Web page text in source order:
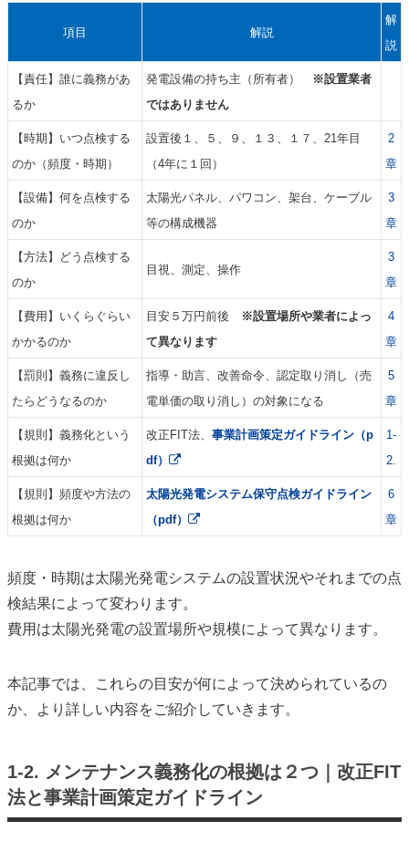
項目 解説
解
説
【責任】誰に義務があ
るか
発電設備の持ち主（所有者）
※設置業者
ではありません
【時期】いつ点検する
のか（頻度・時期）
設置後１、５、９、１３、１７、21年目
（4年に１回）
2
章
【設備】何を点検する
のか
太陽光パネル、パワコン、架台、ケーブル
等の構成機器
3
章
【方法】どう点検する
のか
目視、測定、操作
3
章
【費用】いくらぐらい
かかるのか
目安５万円前後
※設置場所や業者によっ
て異なります
4
章
【罰則】義務に違反し
たらどうなるのか
指導・助言、改善命令、認定取り消し（売
電単価の取り消し）の対象になる
5
章
【規則】義務化という
根拠は何か
改正FIT法、 事業計画策定ガイドライン（p
df）
1-
2.
【規則】頻度や方法の
根拠は何か
太陽光発電システム保守点検ガイドライン
（pdf）
6
章
頻度・時期は太陽光発電システムの設置状況やそれまでの点
検結果によって変わります。
費用は太陽光発電の設置場所や規模によって異なります。
本記事では、これらの目安が何によって決められているの
か、より詳しい内容をご紹介していきます。
1-2. メンテナンス義務化の根拠は２つ｜改正FIT
法と事業計画策定ガイドライン